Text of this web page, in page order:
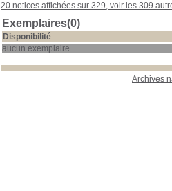
20 notices affichées sur 329, voir les 309
Exemplaires(0)
Disponibilité
aucun exemplaire
Archives